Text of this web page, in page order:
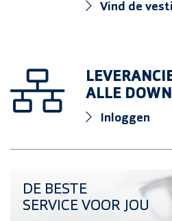
Vind de
ALLE
Inloggen
Ontdek het ProOne
DE BESTE
SERVICE VOOR JOU